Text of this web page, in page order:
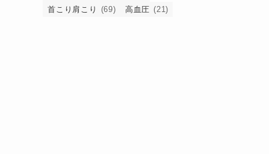
首こり肩こり
(69) 高血圧 (21)